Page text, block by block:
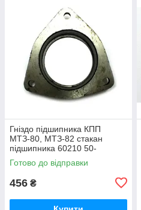
Гніздо підшипника КПП
МТЗ-80, МТЗ-82 стакан
підшипника 60210 50-
1701184 / 50-1701184-А
Готово до відправки
456 ₴